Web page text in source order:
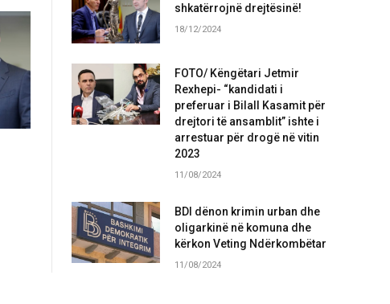
shkatërrojnë drejtësinë!
18/12/2024
FOTO/ Këngëtari Jetmir
Rexhepi- “kandidati i
preferuar i Bilall Kasamit për
drejtori të ansamblit” ishte i
arrestuar për drogë në vitin
2023
11/08/2024
BDI dënon krimin urban dhe
oligarkinë në komuna dhe
kërkon Veting Ndërkombëtar
11/08/2024